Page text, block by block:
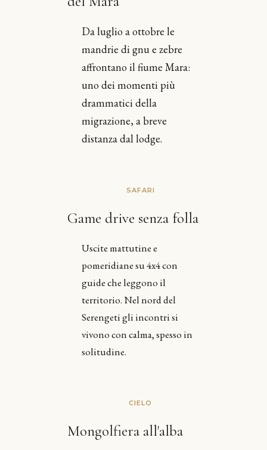
Da luglio a ottobre le
mandrie di gnu e zebre
affrontano il fiume Mara:
uno dei momenti più
drammatici della
migrazione, a breve
distanza dal lodge.
SAFARI
Game drive senza folla
Uscite mattutine e
pomeridiane su 4x4 con
guide che leggono il
territorio. Nel nord del
Serengeti gli incontri si
vivono con calma, spesso in
solitudine.
CIELO
Mongolfiera all'alba